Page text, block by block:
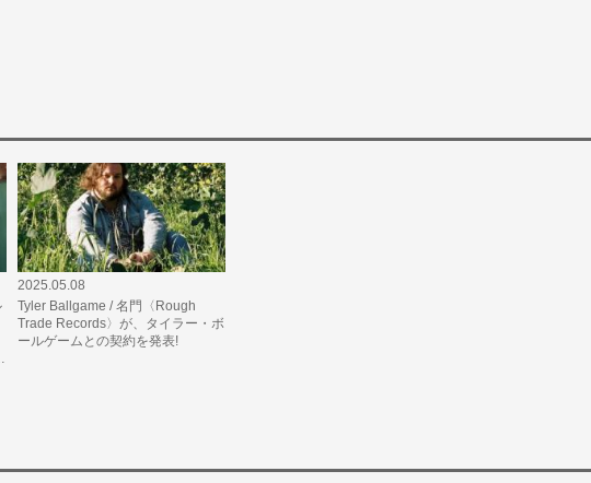
2025.05.08
Tyler Ballgame / 名門〈Rough
Trade Records〉が、タイラー・ボ
ールゲームとの契約を発表!